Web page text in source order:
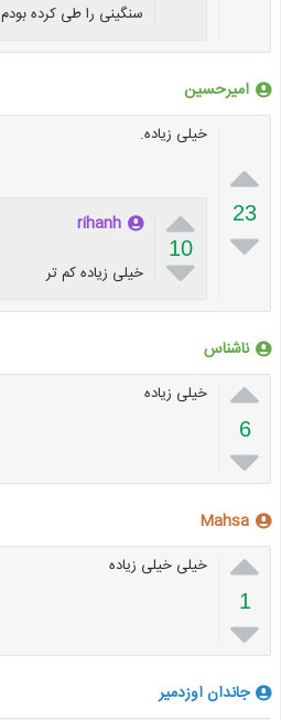
سنگینی را طی کرده بودم
امیرحسین

23

خیلی زیاده.

10

rihanh
خیلی زیاده کم تر
ناشناس

6

خیلی زیاده
Mahsa

1

خیلی خیلی زیاده
جاندان اوزدمیر